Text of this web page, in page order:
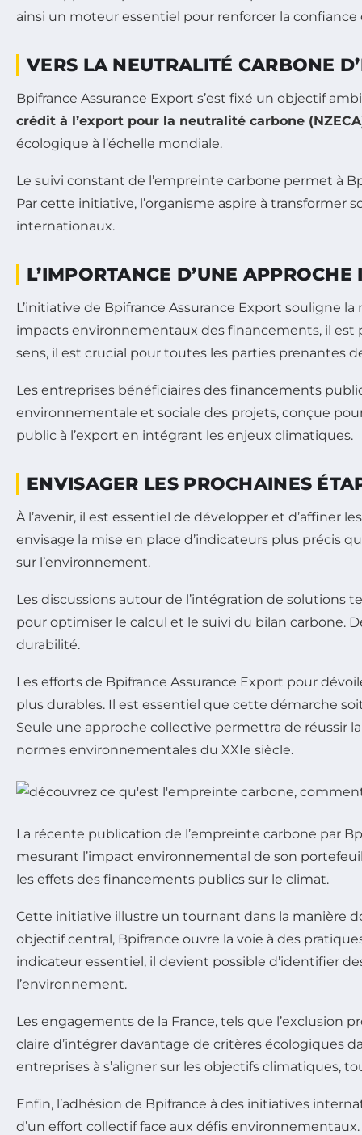
ainsi un moteur essentiel pour renforcer la
VERS LA NEUTRALITÉ CARBONE
Bpifrance Assurance Export s’est fixé un objectif
crédit à l’export pour la neutralité carbone
écologique à l’échelle mondiale.
Le suivi constant de l’empreinte carbone permet à
Par cette initiative, l’organisme aspire à
internationaux.
L’IMPORTANCE D’UNE APPROCHE
L’initiative de Bpifrance Assurance Export souligne
impacts environnementaux des financements, il
sens, il est crucial pour toutes les parties prenantes
Les entreprises bénéficiaires des financements
environnementale et sociale des projets, conçue
public à l’export en intégrant les enjeux climatiques.
ENVISAGER LES PROCHAINES
À l’avenir, il est essentiel de développer et d’affiner
envisage la mise en place d’indicateurs plus précis
sur l’environnement.
Les discussions autour de l’intégration de solutions
pour optimiser le calcul et le suivi du bilan carbone.
durabilité.
Les efforts de Bpifrance Assurance Export pour
plus durables. Il est essentiel que cette démarche
Seule une approche collective permettra de réussir
normes environnementales du XXIe siècle.
La récente publication de l’empreinte carbone par
mesurant l’impact environnemental de son
les effets des financements publics sur le climat.
Cette initiative illustre un tournant dans la manière
objectif central, Bpifrance ouvre la voie à des
indicateur essentiel, il devient possible d’identifier
l’environnement.
Les engagements de la France, tels que
claire d’intégrer davantage de critères écologiques
entreprises à s’aligner sur les objectifs climatiques,
Enfin, l’adhésion de Bpifrance à des initiatives
d’un effort collectif face aux défis